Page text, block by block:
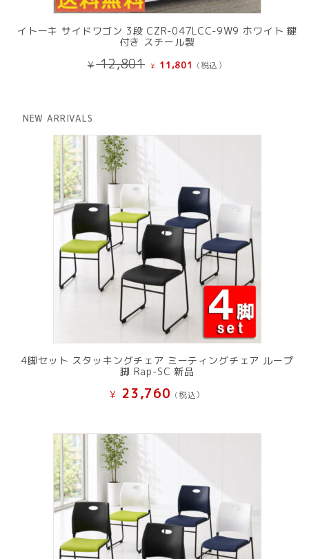
イトーキ サイドワゴン 3段 CZR-047LCC-9W9 ホワイト 鍵
付き スチール製
¥12,801 元
¥ 11,801 現
(税込）
NEW ARRIVALS
4脚セット スタッキングチェア ミーティングチェア ループ
脚 Rap-SC 新品
¥ 23,760 (税込）